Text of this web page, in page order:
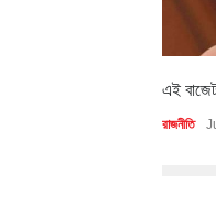
এই
রাজনীতি